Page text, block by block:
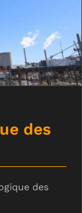
Paris
des
des